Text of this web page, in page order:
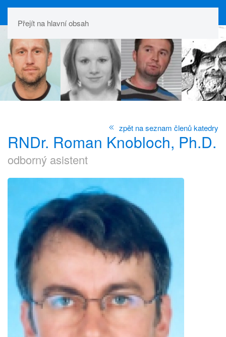
Přejít na hlavní obsah
zpět na seznam členů katedry
RNDr. Roman Knobloch, Ph.D.
odborný asistent